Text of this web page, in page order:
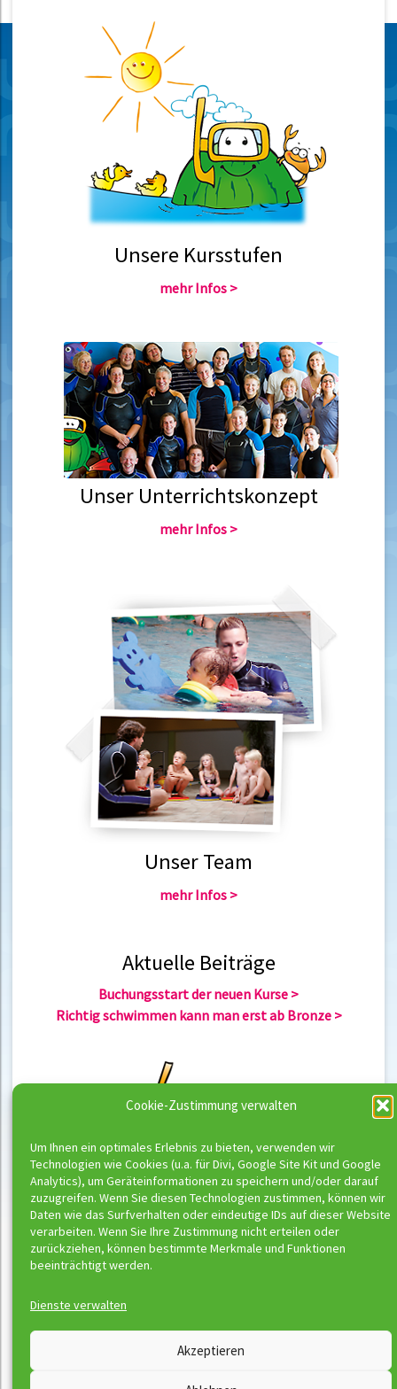
Cookie-Zustimmung verwalten
Um Ihnen ein optimales Erlebnis zu bieten, verwenden wir
Technologien wie Cookies (u.a. für Divi, Google Site Kit und Google
Analytics), um Geräteinformationen zu speichern und/oder darauf
zuzugreifen. Wenn Sie diesen Technologien zustimmen, können wir
Daten wie das Surfverhalten oder eindeutige IDs auf dieser Website
verarbeiten. Wenn Sie Ihre Zustimmung nicht erteilen oder
zurückziehen, können bestimmte Merkmale und Funktionen
beeinträchtigt werden.
Dienste verwalten
Akzeptieren
Unsere Kursstufen
mehr Infos >
Unser Unterrichtskonzept
mehr Infos >
Unser Team
mehr Infos >
Aktuelle Beiträge
Buchungsstart der neuen Kurse
Richtig schwimmen kann man erst ab Bronze
Impressum